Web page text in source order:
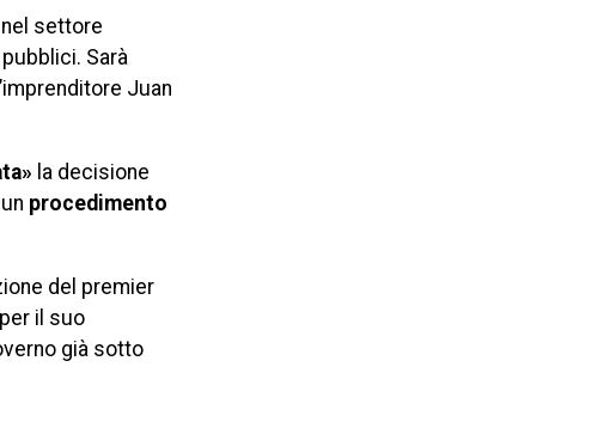
settore
Sarà
Juan
la decisione
procedimento
del premier
il suo
già sotto